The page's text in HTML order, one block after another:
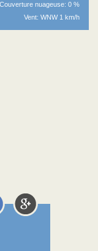
Couverture nuageuse: 0 %
Vent: WNW 1 km/h